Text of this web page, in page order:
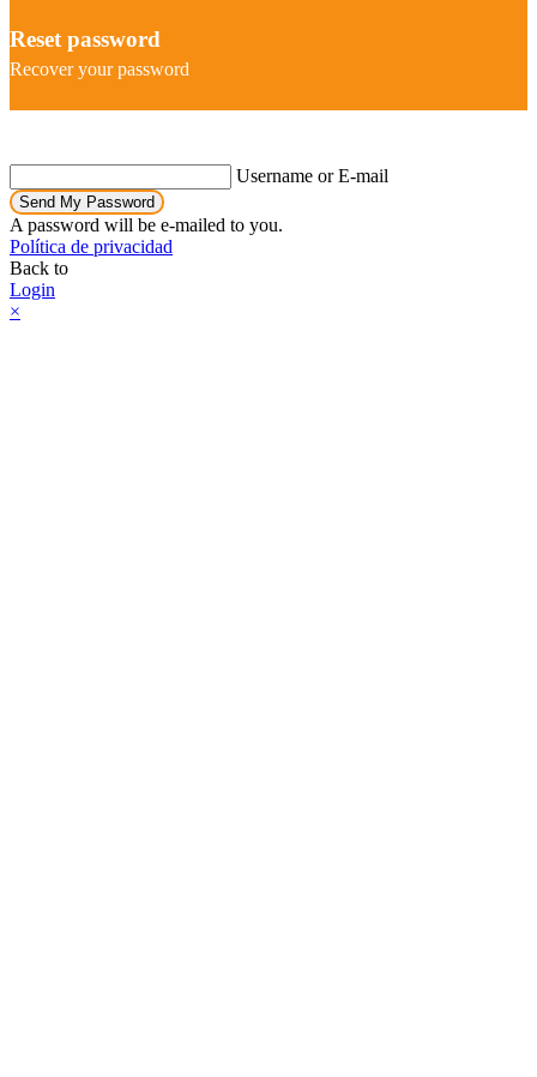
Reset password
Recover your password
Username or E-mail
Send My Password
A password will be e-mailed to you.
Política de privacidad
Back to
Login
×